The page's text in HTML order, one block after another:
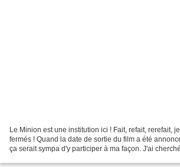
Le Minion est une institution ici ! Fait, refait, rerefait,
fermés ! Quand la date de sortie du film a été
ça serait sympa d'y participer à ma façon. J'ai